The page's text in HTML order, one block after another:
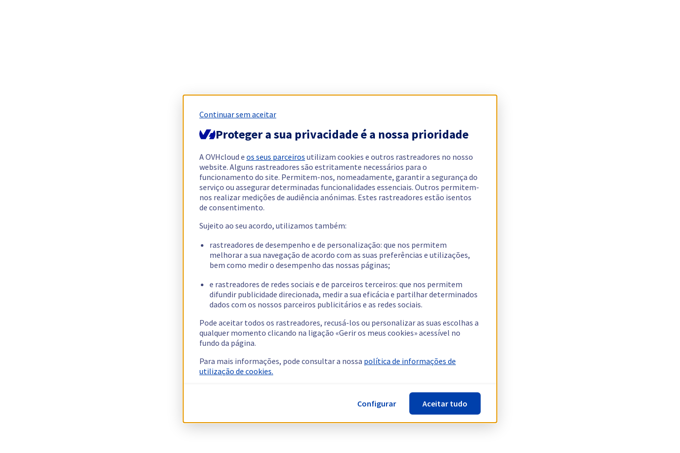
Continuar sem aceitar
Proteger a sua privacidade é a nossa prioridade
A OVHcloud e os seus parceiros utilizam cookies e outros rastreadores no nosso
website. Alguns rastreadores são estritamente necessários para o
funcionamento do site. Permitem-nos, nomeadamente, garantir a segurança do
serviço ou assegurar determinadas funcionalidades essenciais. Outros permitem-
nos realizar medições de audiência anónimas. Estes rastreadores estão isentos
de consentimento.
Sujeito ao seu acordo, utilizamos também:
rastreadores de desempenho e de personalização: que nos permitem
melhorar a sua navegação de acordo com as suas preferências e utilizações,
bem como medir o desempenho das nossas páginas;
e rastreadores de redes sociais e de parceiros terceiros: que nos permitem
difundir publicidade direcionada, medir a sua eficácia e partilhar determinados
dados com os nossos parceiros publicitários e as redes sociais.
Pode aceitar todos os rastreadores, recusá-los ou personalizar as suas escolhas a
qualquer momento clicando na ligação «Gerir os meus cookies» acessível no
fundo da página.
Para mais informações, pode consultar a nossa política de informações de
utilização de cookies.
Configurar Aceitar tudo